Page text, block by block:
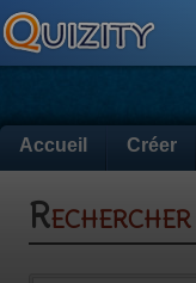
Accueil Créer